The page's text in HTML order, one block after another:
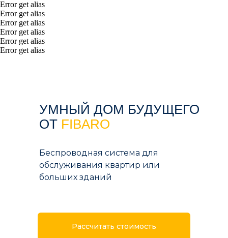
Error get alias
Error get alias
Error get alias
Error get alias
Error get alias
Error get alias
УМНЫЙ ДОМ БУДУЩЕГО
ОТ FIBARO
Беспроводная система для
обслуживания квартир или
больших зданий
Рассчитать стоимость